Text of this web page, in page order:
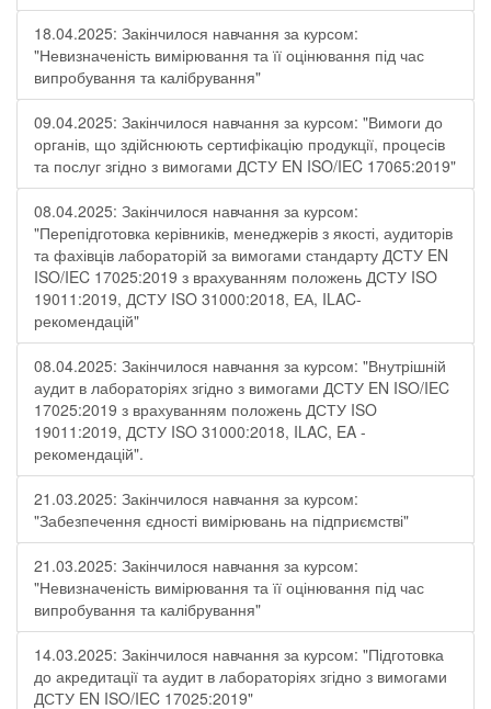
18.04.2025: Закінчилося навчання за курсом:
"Невизначеність вимірювання та її оцінювання під час
випробування та калібрування"
09.04.2025: Закінчилося навчання за курсом: "Вимоги до
органів, що здійснюють сертифікацію продукції, процесів
та послуг згідно з вимогами ДСТУ EN ISO/IEC 17065:2019"
08.04.2025: Закінчилося навчання за курсом:
"Перепідготовка керівників, менеджерів з якості, аудиторів
та фахівців лабораторій за вимогами стандарту ДСТУ EN
ISO/IEC 17025:2019 з врахуванням положень ДСТУ ISO
19011:2019, ДСТУ ISO 31000:2018, ЕА, ILAC-
рекомендацій"
08.04.2025: Закінчилося навчання за курсом: "Внутрішній
аудит в лабораторіях згідно з вимогами ДСТУ EN ISO/IEC
17025:2019 з врахуванням положень ДСТУ ISO
19011:2019, ДСТУ ISO 31000:2018, ILAC, EA -
рекомендацій".
21.03.2025: Закінчилося навчання за курсом:
"Забезпечення єдності вимірювань на підприємстві"
21.03.2025: Закінчилося навчання за курсом:
"Невизначеність вимірювання та її оцінювання під час
випробування та калібрування"
14.03.2025: Закінчилося навчання за курсом: "Підготовка
до акредитації та аудит в лабораторіях згідно з вимогами
ДСТУ EN ISO/IEC 17025:2019"